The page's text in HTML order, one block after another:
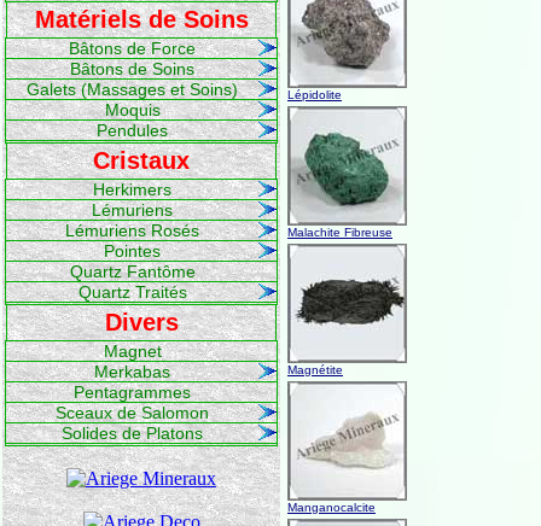
Matériels de Soins
Bâtons de Force
Bâtons de Soins
Galets (Massages et Soins)
Moquis
Pendules
Cristaux
Herkimers
Lémuriens
Lémuriens Rosés
Pointes
Quartz Fantôme
Quartz Traités
Divers
Magnet
Merkabas
Pentagrammes
Sceaux de Salomon
Solides de Platons
Lépidolite
Malachite Fibreuse
Magnétite
Manganocalcite